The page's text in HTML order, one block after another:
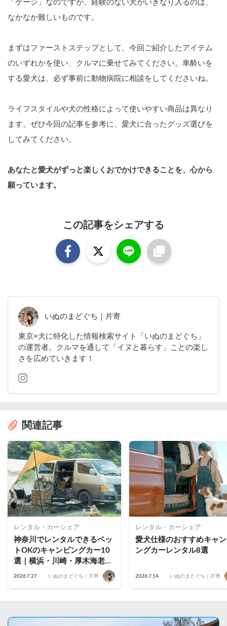
「ケージ」なのですが、経験のない犬がいきなり入るのは、
なかなか難しいものです。
まずはファーストステップとして、今回ご紹介したアイテム
のいずれかを使い、クルマに乗せてみてください。車酔いを
する愛犬は、必ず事前に動物病院に相談をしてくださいね。
ライフスタイルや犬の性格によって使いやすい商品は異なり
ます。ぜひ今回の記事を参考に、愛犬に合ったグッズ選びを
してみてください。
あなたと愛犬がずっと楽しくおでかけできることを、心から
願っています。
この記事をシェアする
いぬのまどぐち｜片寄
東京×犬に特化した情報検索サイト「いぬのまどぐち」
の運営者。クルマを通して「イヌと暮らす」ことの楽し
さを広めていきます！
関連記事
レンタル・カーシェア
神奈川でレンタルできるペッ
トOKのキャンピングカー10
選｜横浜・川崎・厚木海老
名・藤沢茅ヶ崎・小田原・鎌
2026.7.27 いぬのまどぐち｜片寄
レンタル・カーシェア
愛犬仕様のおすすめキャ
ングカーレンタル8選
2026.7.14 いぬのまどぐち｜片寄